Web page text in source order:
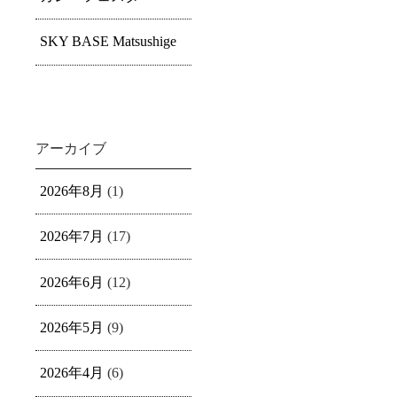
SKY BASE Matsushige
アーカイブ
2026年8月 (1)
2026年7月 (17)
2026年6月 (12)
2026年5月 (9)
2026年4月 (6)